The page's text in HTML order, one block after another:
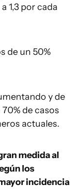
1,3 por cada
de un 50%
y de
de casos
actuales.
medida al
los
incidencia